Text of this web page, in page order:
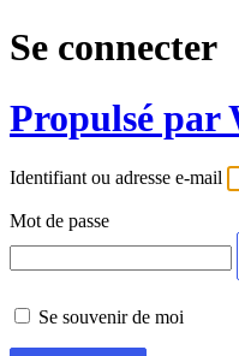
Se connecter
Propulsé par
Identifiant ou adresse e-mail
Mot de passe
Se souvenir de moi